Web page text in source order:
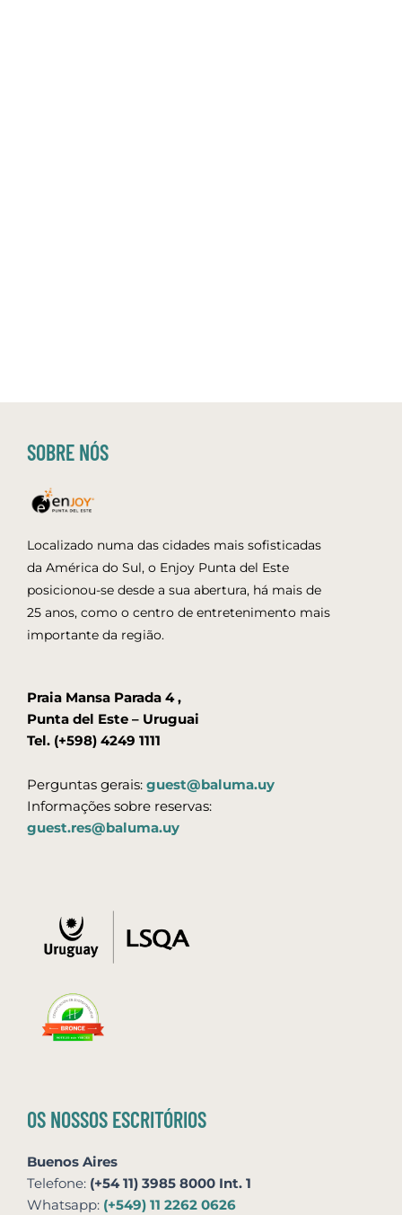
SOBRE NÓS
Localizado numa das cidades mais sofisticadas
da América do Sul, o Enjoy Punta del Este
posicionou-se desde a sua abertura, há mais de
25 anos, como o centro de entretenimento mais
importante da região.
Praia Mansa Parada 4 ,
Punta del Este – Uruguai
Tel. (+598) 4249 1111
Perguntas gerais: guest@baluma.uy
Informações sobre reservas:
guest.res@baluma.uy
OS NOSSOS ESCRITÓRIOS
Buenos Aires
Telefone: (+54 11) 3985 8000 Int. 1
Whatsapp: (+549) 11 2262 0626